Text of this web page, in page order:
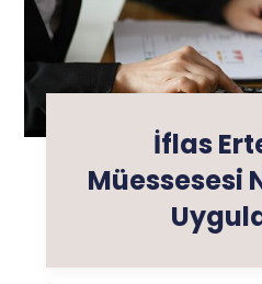
İflas
Müessesesi